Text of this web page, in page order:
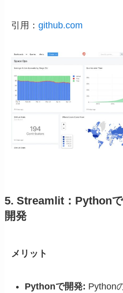
引用：github.com
5. Streamlit：Python
開発
メリット
Pythonで開発: Python